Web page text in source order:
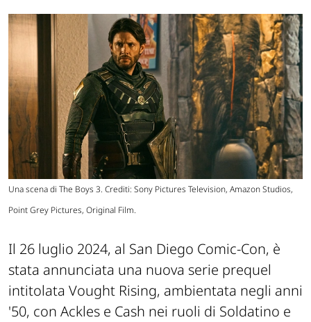
Una scena di The Boys 3. Crediti: Sony Pictures Television, Amazon Studios,
Point Grey Pictures, Original Film.
Il 26 luglio 2024, al San Diego Comic-Con, è
stata annunciata una nuova serie prequel
intitolata Vought Rising, ambientata negli anni
'50, con Ackles e Cash nei ruoli di Soldatino e